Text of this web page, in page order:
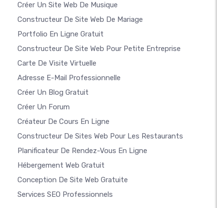
Créer Un Site Web De Musique
Constructeur De Site Web De Mariage
Portfolio En Ligne Gratuit
Constructeur De Site Web Pour Petite Entreprise
Carte De Visite Virtuelle
Adresse E-Mail Professionnelle
Créer Un Blog Gratuit
Créer Un Forum
Créateur De Cours En Ligne
Constructeur De Sites Web Pour Les Restaurants
Planificateur De Rendez-Vous En Ligne
Hébergement Web Gratuit
Conception De Site Web Gratuite
Services SEO Professionnels